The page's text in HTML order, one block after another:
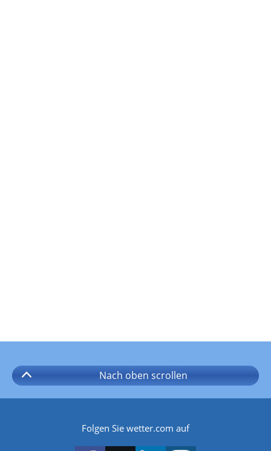
Nach oben scrollen
Folgen Sie wetter.com auf